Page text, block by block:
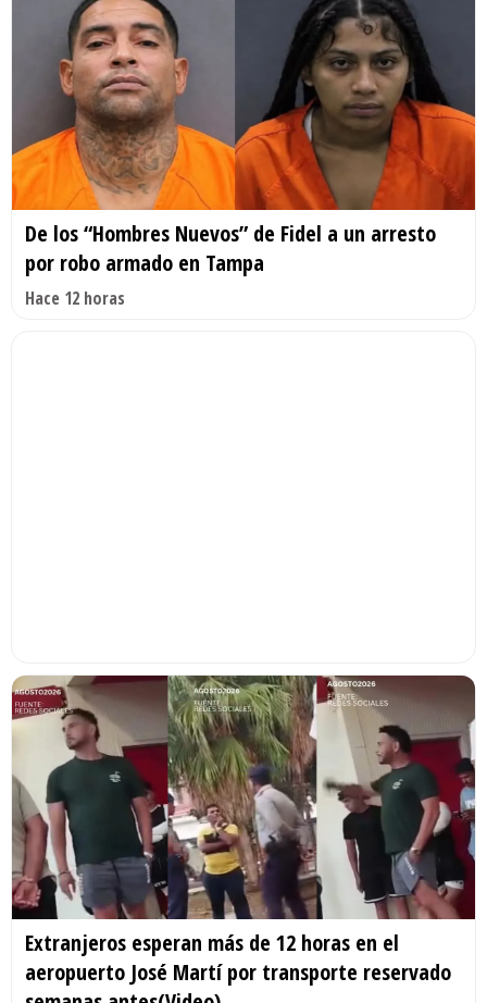
De los “Hombres Nuevos” de Fidel a un arresto
por robo armado en Tampa
Hace 12 horas
Extranjeros esperan más de 12 horas en el
aeropuerto José Martí por transporte reservado